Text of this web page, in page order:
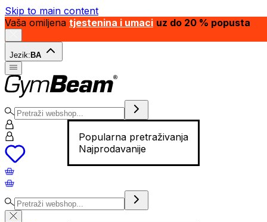
Skip to main content
Vaša omiljena tjestenina i umaci uz do 20 % popusta
Jezik: BA
Popularna pretraživanja
Najprodavanije